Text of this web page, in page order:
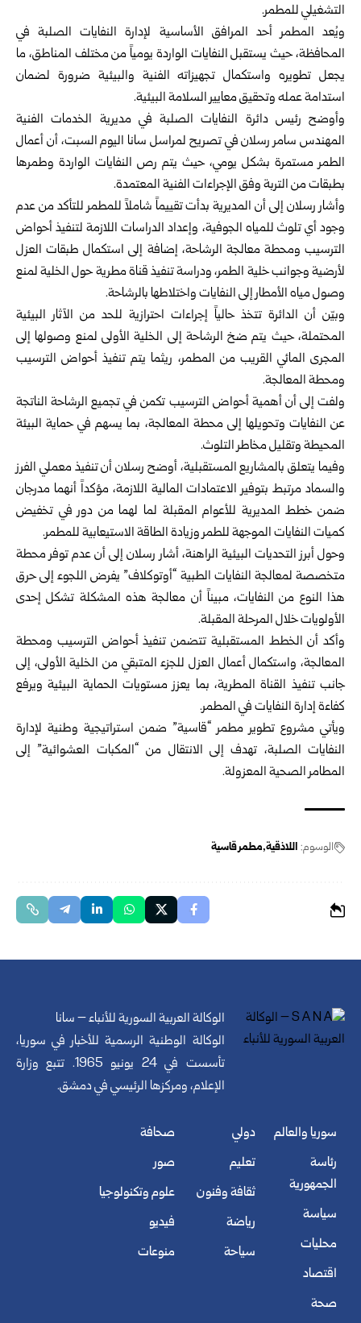
التشغيلي للمطمر.
ويُعد المطمر أحد المرافق الأساسية لإدارة النفايات الصلبة في
المحافظة، حيث يستقبل النفايات الواردة يومياً من مختلف المناطق، ما
يجعل تطويره واستكمال تجهيزاته الفنية والبيئية ضرورة لضمان
استدامة عمله وتحقيق معايير السلامة البيئية.
وأوضح رئيس دائرة النفايات الصلبة في مديرية الخدمات الفنية
المهندس سامر رسلان في تصريح لمراسل سانا اليوم السبت، أن أعمال
الطمر مستمرة بشكل يومي، حيث يتم رص النفايات الواردة وطمرها
بطبقات من التربة وفق الإجراءات الفنية المعتمدة.
وأشار رسلان إلى أن المديرية بدأت تقييماً شاملاً للمطمر للتأكد من عدم
وجود أي تلوث للمياه الجوفية، وإعداد الدراسات اللازمة لتنفيذ أحواض
الترسيب ومحطة معالجة الرشاحة، إضافة إلى استكمال طبقات العزل
لأرضية وجوانب خلية الطمر، ودراسة تنفيذ قناة مطرية حول الخلية لمنع
وصول مياه الأمطار إلى النفايات واختلاطها بالرشاحة.
وبيّن أن الدائرة تتخذ حالياً إجراءات احترازية للحد من الآثار البيئية
المحتملة، حيث يتم ضخ الرشاحة إلى الخلية الأولى لمنع وصولها إلى
المجرى المائي القريب من المطمر، ريثما يتم تنفيذ أحواض الترسيب
ومحطة المعالجة.
ولفت إلى أن أهمية أحواض الترسيب تكمن في تجميع الرشاحة الناتجة
عن النفايات وتحويلها إلى محطة المعالجة، بما يسهم في حماية البيئة
المحيطة وتقليل مخاطر التلوث.
وفيما يتعلق بالمشاريع المستقبلية، أوضح رسلان أن تنفيذ معملي الفرز
والسماد مرتبط بتوفير الاعتمادات المالية اللازمة، مؤكداً أنهما مدرجان
ضمن خطط المديرية للأعوام المقبلة لما لهما من دور في تخفيض
كميات النفايات الموجهة للطمر وزيادة الطاقة الاستيعابية للمطمر.
وحول أبرز التحديات البيئية الراهنة، أشار رسلان إلى أن عدم توفر محطة
متخصصة لمعالجة النفايات الطبية “أوتوكلاف” يفرض اللجوء إلى حرق
هذا النوع من النفايات، مبيناً أن معالجة هذه المشكلة تشكل إحدى
الأولويات خلال المرحلة المقبلة.
وأكد أن الخطط المستقبلية تتضمن تنفيذ أحواض الترسيب ومحطة
المعالجة، واستكمال أعمال العزل للجزء المتبقي من الخلية الأولى، إلى
جانب تنفيذ القناة المطرية، بما يعزز مستويات الحماية البيئية ويرفع
كفاءة إدارة النفايات في المطمر.
ويأتي مشروع تطوير مطمر “قاسية” ضمن استراتيجية وطنية لإدارة
النفايات الصلبة، تهدف إلى الانتقال من “المكبات العشوائية” إلى
المطامر الصحية المعزولة.
الوسوم: اللاذقية مطمر قاسية
الوكالة العربية السورية للأنباء – سانا
الوكالة الوطنية الرسمية للأخبار في سوريا،
تأسست في 24 يونيو 1965. تتبع وزارة
الإعلام، ومركزها الرئيسي في دمشق.
سوريا والعالم
رئاسة
الجمهورية
سياسة
محليات
اقتصاد
صحة
دولي
تعليم
ثقافة وفنون
رياضة
سياحة
صحافة
صور
علوم وتكنولوجيا
فيديو
منوعات